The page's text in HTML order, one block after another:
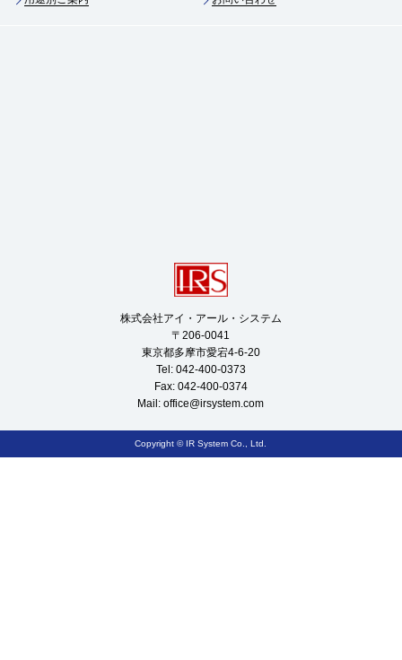
株式会社アイ・アール・システム
〒206-0041
東京都多摩市愛宕4-6-20
Tel: 042-400-0373
Fax: 042-400-0374
Mail: office@irsystem.com
Copyright © IR System Co., Ltd.